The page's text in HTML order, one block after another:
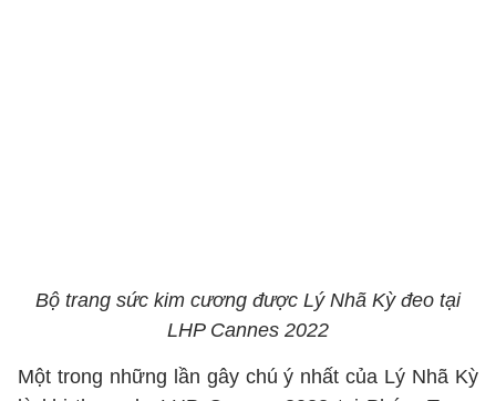
Bộ trang sức kim cương được Lý Nhã Kỳ đeo tại
LHP Cannes 2022
Một trong những lần gây chú ý nhất của Lý Nhã Kỳ